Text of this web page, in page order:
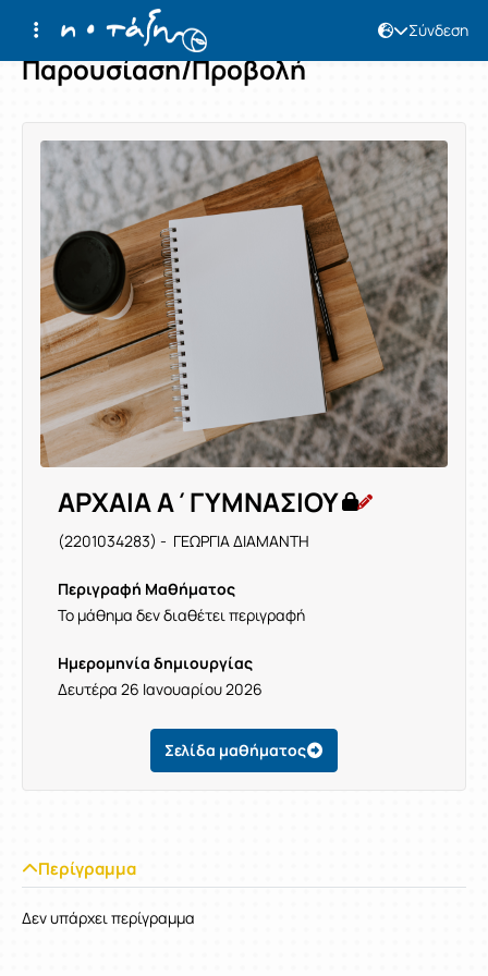
Σύνδεση
Παρουσίαση/Προβολή
ΑΡΧΑΙΑ Α΄ΓΥΜΝΑΣΙΟΥ
(2201034283) - ΓΕΩΡΓΙΑ ΔΙΑΜΑΝΤΗ
Περιγραφή Μαθήματος
Το μάθημα δεν διαθέτει περιγραφή
Ημερομηνία δημιουργίας
Δευτέρα 26 Ιανουαρίου 2026
Σελίδα μαθήματος
Περίγραμμα
Δεν υπάρχει περίγραμμα